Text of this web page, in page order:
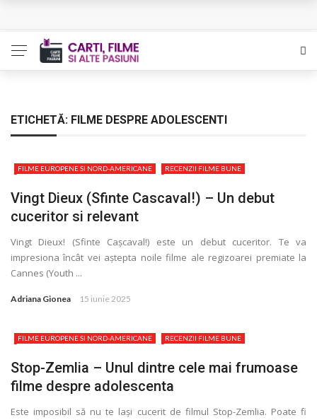
Bolla – O iubire interzisa din Pristina
Indragostitii de Franz K. – Justitiarii literaturii
ETICHETĂ: FILME DESPRE ADOLESCENTI
FILME EUROPENE SI NORD-AMERICANE RECENZII FILME BUNE
Vingt Dieux (Sfinte Cascaval!) – Un debut
cuceritor si relevant
Vingt Dieux! (Sfinte Cașcaval!) este un debut cuceritor. Te va
impresiona încât vei aștepta noile filme ale regizoarei premiate la
Cannes (Youth ...
Adriana Gionea 15 iunie 2025
FILME EUROPENE SI NORD-AMERICANE RECENZII FILME BUNE
Stop-Zemlia – Unul dintre cele mai frumoase
filme despre adolescenta
Este imposibil să nu te lași cucerit de filmul Stop-Zemlia. Poate fi